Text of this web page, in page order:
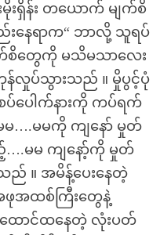
းရှိန်း တယောက် မျက်စိ
းနေရာက“ ဘာလို့ သူရပ်
က်စိတွေကို မသိမသာလေး
လှုပ်သွားသည် ။ မှိုပွင့်ပုံ
ပ်ပေါက်နားကို ကပ်ရက်
မ….မမကို ကျနော် မှုတ်
….မမ ကျနော့်ကို မှုတ်
။ အမိန့်ပေးနေတဲ့
ဖုအထစ်ကြီးတွေနဲ့
ထောင်ထနေတဲ့ လုံးပတ်